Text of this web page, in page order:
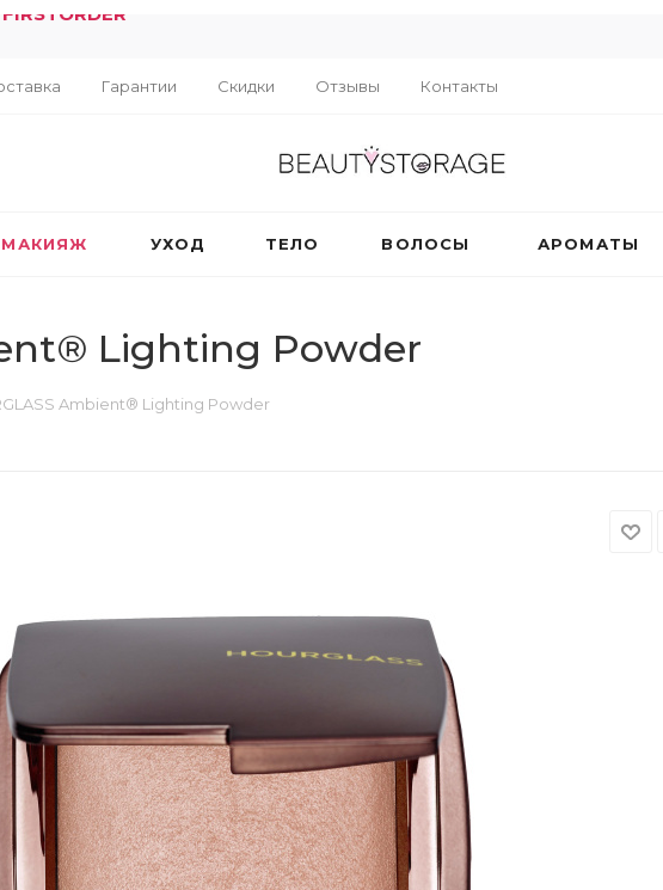
FIRSTORDER
Гарантии Скидки Отзывы Контакты
МАКИЯЖ УХОД ТЕЛО ВОЛОСЫ АРОМАТЫ
Lighting Powder
Ambient® Lighting Powder